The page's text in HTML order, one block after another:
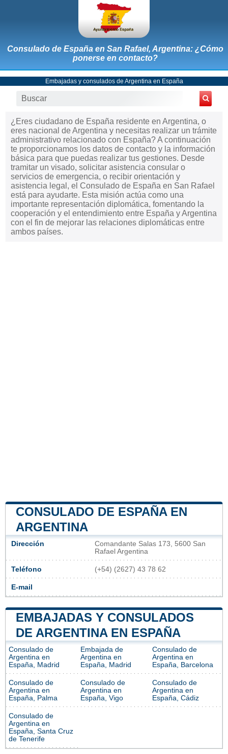
Consulado de España en San Rafael, Argentina: ¿Cómo
ponerse en contacto?
Embajadas y consulados de Argentina en España
¿Eres ciudadano de España residente en Argentina, o
eres nacional de Argentina y necesitas realizar un trámite
administrativo relacionado con España? A continuación
te proporcionamos los datos de contacto y la información
básica para que puedas realizar tus gestiones. Desde
tramitar un visado, solicitar asistencia consular o
servicios de emergencia, o recibir orientación y
asistencia legal, el Consulado de España en San Rafael
está para ayudarte. Esta misión actúa como una
importante representación diplomática, fomentando la
cooperación y el entendimiento entre España y Argentina
con el fin de mejorar las relaciones diplomáticas entre
ambos países.
CONSULADO DE ESPAÑA EN
ARGENTINA
Dirección
Comandante Salas 173, 5600 San
Rafael Argentina
Teléfono (+54) (2627) 43 78 62
E-mail
EMBAJADAS Y CONSULADOS
DE ARGENTINA EN ESPAÑA
Consulado de
Argentina en
España, Madrid
Embajada de
Argentina en
España, Madrid
Consulado de
Argentina en
España, Barcelona
Consulado de
Argentina en
España, Palma
Consulado de
Argentina en
España, Vigo
Consulado de
Argentina en
España, Cádiz
Consulado de
Argentina en
España, Santa Cruz
de Tenerife